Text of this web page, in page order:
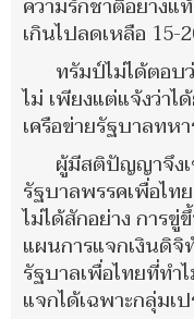
เกินไปลดเหลือ 15-
ทรัมป์ไม่ได้ตอบ
ไม่ เพียงแต่แจ้งว่าไ
เครือข่ายรัฐบาลทห
ผู้มีสติปัญญาจึง
รัฐบาลพรรคเพื่อไ
ไม่ได้สักอย่าง การ
แผนการแจกเงินดิ
รัฐบาลเพื่อไทยที่ทำ
แจกได้เฉพาะกลุ่มเป